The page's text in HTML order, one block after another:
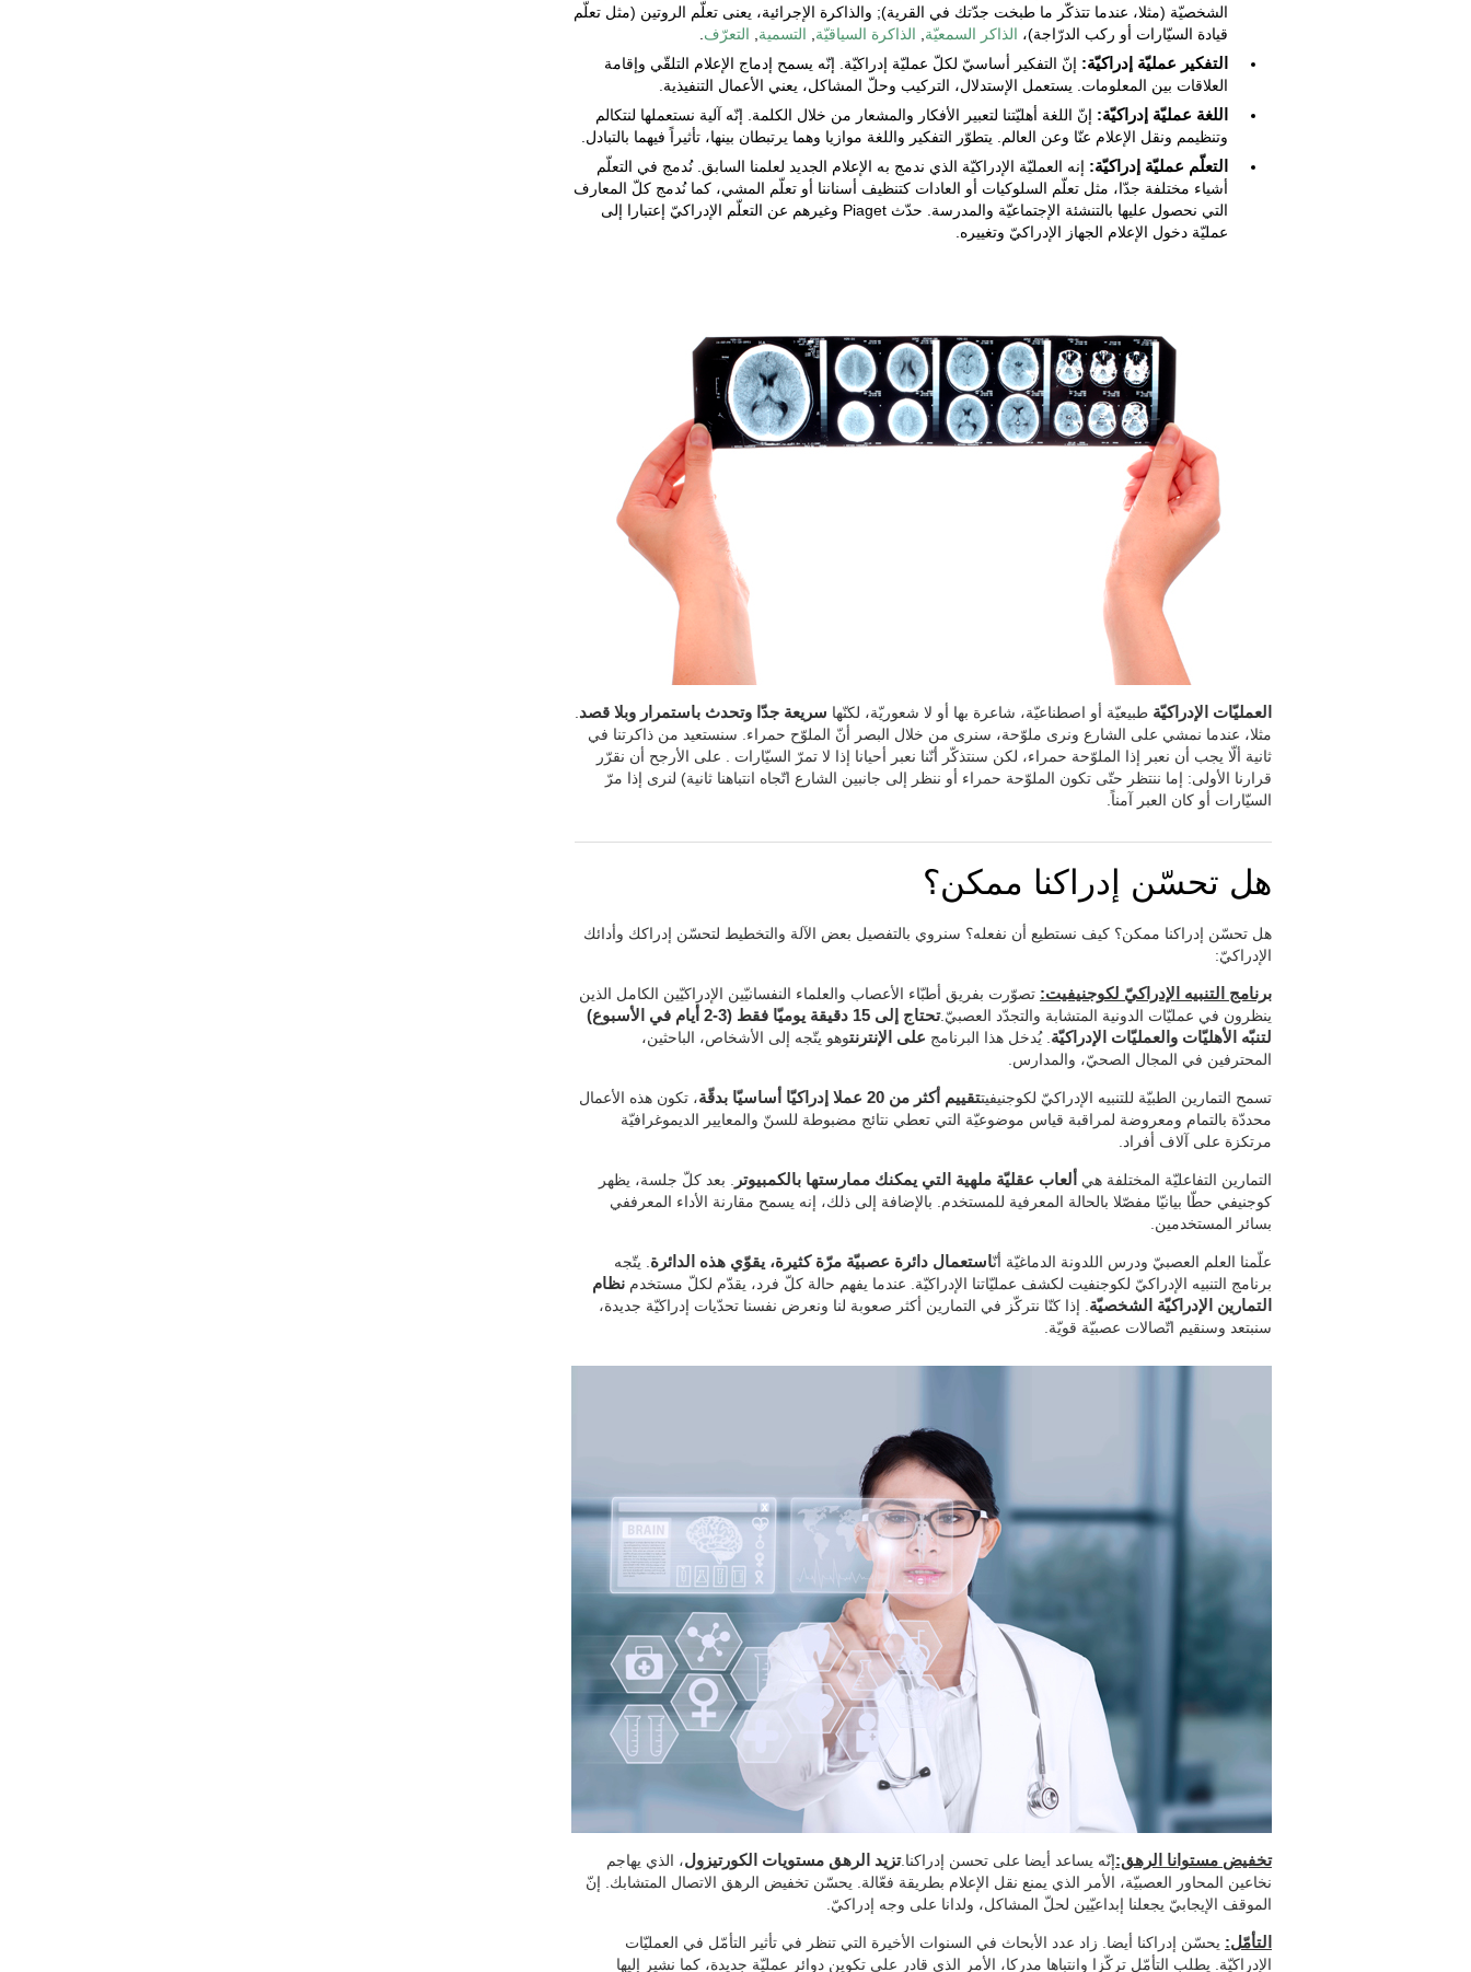
الشخصيّة (مثلا، عندما تتذكّر ما طبخت جدّتك في القرية); والذاكرة الإجرائية، يعنى تعلّم الروتين (مثل تعلّم
قيادة السيّارات أو ركب الدرّاجة)، الذاكر السمعيّة الذاكرة السياقيّة التسمية التعرّف
التفكير عمليّة إدراكيّة: إنّ التفكير أساسيّ لكلّ عمليّة إدراكيّة. إنّه يسمح إدماج الإعلام التلقّي وإقامة
العلاقات بين المعلومات. يستعمل الإستدلال، التركيب وحلّ المشاكل، يعني الأعمال التنفيذية.
اللغة عمليّة إدراكيّة: إنّ اللغة أهليّتنا لتعبير الأفكار والمشعار من خلال الكلمة. إنّه آلية نستعملها لنتكالم
وتنظيمم ونقل الإعلام عنّا وعن العالم. يتطوّر التفكير واللغة موازيا وهما يرتبطان بينها، تأثيراً فيهما بالتبادل.
التعلّم عمليّة إدراكيّة: إنه العمليّة الإدراكيّة الذي ندمج به الإعلام الجديد لعلمنا السابق. نُدمج في التعلّم
أشياء مختلفة جدّا، مثل تعلّم السلوكيات أو العادات كتنظيف أسناننا أو تعلّم المشي، كما نُدمج كلّ المعارف
التي نحصول عليها بالتنشئة الإجتماعيّة والمدرسة. حدّث Piaget وغيرهم عن التعلّم الإدراكيّ إعتبارا إلى
عمليّة دخول الإعلام الجهاز الإدراكيّ وتغييره.
العمليّات الإدراكيّة طبيعيّة أو اصطناعيّة، شاعرة بها أو لا شعوريّة، لكنّها سريعة جدّا وتحدث باستمرار وبلا قصد
مثلا، عندما نمشي على الشارع ونرى ملوّحة، سنرى من خلال البصر أنّ الملوّح حمراء. سنستعيد من ذاكرتنا في
ثانية ألّا يجب أن نعبر إذا الملوّحة حمراء، لكن سنتذكّر أنّنا نعبر أحيانا إذا لا تمرّ السيّارات . على الأرجح أن نقرّر
قرارنا الأولى: إما ننتظر حتّى تكون الملوّحة حمراء أو ننظر إلى جانبين الشارع اتّجاه انتباهنا ثانية) لنرى إذا مرّ
السيّارات أو كان العبر آمناً.
هل تحسّن إدراكنا ممكن؟
هل تحسّن إدراكنا ممكن؟ كيف نستطيع أن نفعله؟ سنروي بالتفصيل بعض الآلة والتخطيط لتحسّن إدراكك وأدائك
الإدراكيّ:
برنامج التنبيه الإدراكيّ لكوجنيفيت: تصوّرت بفريق أطبّاء الأعصاب والعلماء النفسانيّين الإدراكيّين الكامل الذين
ينظرون في عمليّات الدونية المتشابة والتجدّد العصبيّ.
تحتاج إلى 15 دقيقة يوميّا فقط (3-2 أيام في الأسبوع)
لتنبّه الأهليّات والعمليّات الإدراكيّة . يُدخل هذا البرنامج على الإنترنتوهو يتّجه إلى الأشخاص، الباحثين،
المحترفين في المجال الصحيّ، والمدارس.
تسمح التمارين الطبيّة للتنبيه الإدراكيّ لكوجنيفيتتقييم أكثر من 20 عملا إدراكيّا أساسيّا بدقّة
، تكون هذه الأعمال
محددّة بالتمام ومعروضة لمراقبة قياس موضوعيّة التي تعطي نتائج مضبوطة للسنّ والمعايير الديموغرافيّة
مرتكزة على آلاف أفراد.
التمارين التفاعليّة المختلفة هي ألعاب عقليّة ملهية التي يمكنك ممارستها بالكمبيوتر
. بعد كلّ جلسة، يظهر
كوجنيفي حطّا بيانيّا مفصّلا بالحالة المعرفية للمستخدم. بالإضافة إلى ذلك، إنه يسمح مقارنة الأداء المعرففي
بسائر المستخدمين.
علّمنا العلم العصبيّ ودرس اللدونة الدماغيّة أنّاستعمال دائرة عصبيّة مرّة كثيرة، يقوّي هذه الدائرة . يتّجه
برنامج التنبيه الإدراكيّ لكوجنفيت لكشف عمليّاتنا الإدراكيّة. عندما يفهم حالة كلّ فرد، يقدّم لكلّ مستخدم نظام
التمارين الإدراكيّة الشخصيّة . إذا كنّا نتركّز في التمارين أكثر صعوبة لنا ونعرض نفسنا تحدّيات إدراكيّة جديدة،
سنبتعد وسنقيم اتّصالات عصبيّة قويّة.
تخفيض مستوانا الرهق:إنّه يساعد أيضا على تحسن إدراكنا.تزيد الرهق مستويات الكورتيزول، الذي يهاجم
نخاعين المحاور العصبيّة، الأمر الذي يمنع نقل الإعلام بطريقة فعّالة. يحسّن تخفيض الرهق الاتصال المتشابك. إنّ
الموقف الإيجابيّ يجعلنا إبداعيّين لحلّ المشاكل، ولدانا على وجه إدراكيّ.
التأمّل: يحسّن إدراكنا أيضا. زاد عدد الأبحاث في السنوات الأخيرة التي تنظر في تأثير التأمّل في العمليّات
الإدراكيّة. يطلب التأمّل تركّزا وانتباها مدركا، الأمر الذي قادر على تكوين دوائر عمليّة جديدة، كما نشير إليها